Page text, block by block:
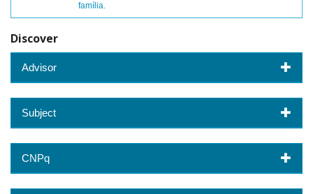
família.
Discover
Advisor
Subject
CNPq